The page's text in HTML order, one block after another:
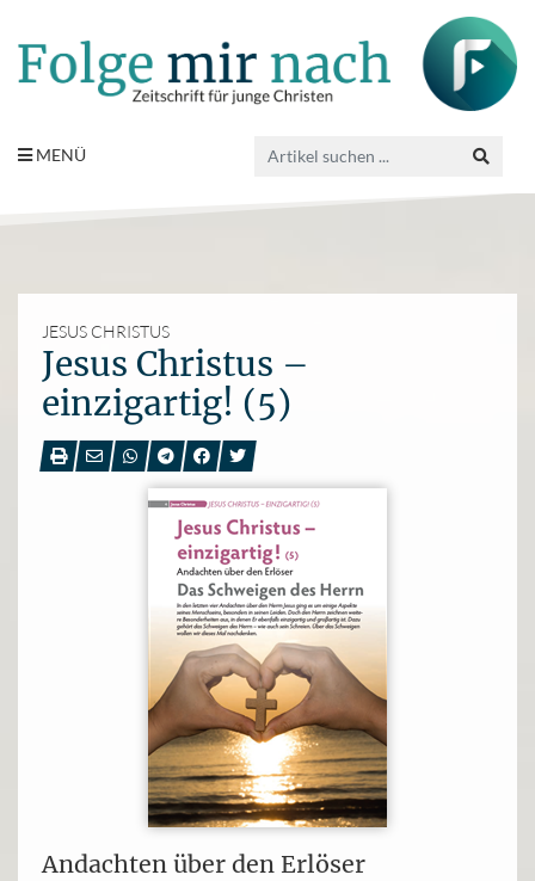
MENÜ
JESUS CHRISTUS
Jesus Christus –
einzigartig! (5)
Andachten über den Erlöser